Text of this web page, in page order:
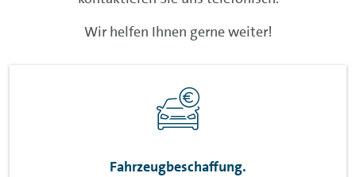
Wir helfen Ihnen gerne weiter!
Fahrzeugbeschaffung.